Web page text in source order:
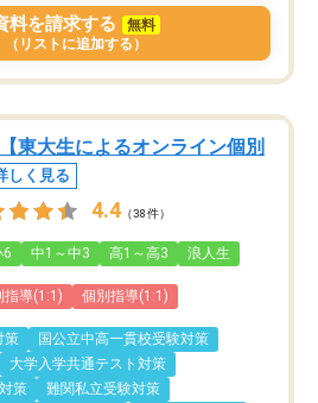
料を請求する
無料
（リストに追加する）
東大生によるオンライン個別
しく見る
4.4 （38件）
6 中1～中3 高1～高3 浪人生
指導(1:1) 個別指導(1:1)
策
国公立中高一貫校受験対策
大学入学共通テスト対策
策
難関私立受験対策